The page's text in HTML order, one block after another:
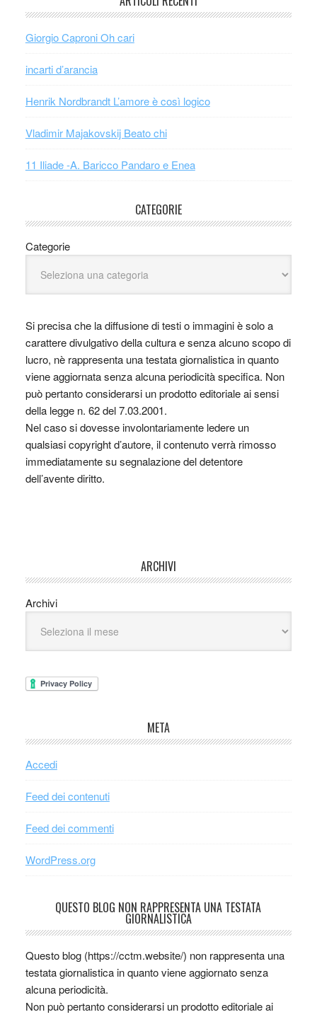
Giorgio Caproni Oh cari
incarti d’arancia
Henrik Nordbrandt L’amore è così logico
Vladimir Majakovskij Beato chi
11 Iliade -A. Baricco Pandaro e Enea
CATEGORIE
Categorie
Si precisa che la diffusione di testi o immagini è solo a
carattere divulgativo della cultura e senza alcuno scopo di
lucro, nè rappresenta una testata giornalistica in quanto
viene aggiornata senza alcuna periodicità specifica. Non
può pertanto considerarsi un prodotto editoriale ai sensi
della legge n. 62 del 7.03.2001.
Nel caso si dovesse involontariamente ledere un
qualsiasi copyright d’autore, il contenuto verrà rimosso
immediatamente su segnalazione del detentore
dell’avente diritto.
ARCHIVI
Archivi
META
Accedi
Feed dei contenuti
Feed dei commenti
WordPress.org
QUESTO BLOG NON RAPPRESENTA UNA TESTATA
GIORNALISTICA
Questo blog (https://cctm.website/) non rappresenta una
testata giornalistica in quanto viene aggiornato senza
alcuna periodicità.
Non può pertanto considerarsi un prodotto editoriale ai